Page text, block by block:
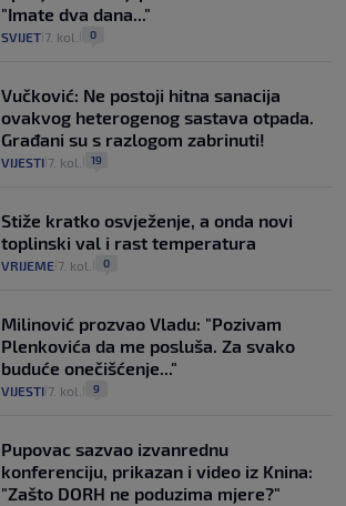
"Imate dva dana..."
SVIJET 7. kol. 0
Vučković: Ne postoji hitna sanacija
ovakvog heterogenog sastava otpada.
Građani su s razlogom zabrinuti!
VIJESTI 7. kol. 19
Stiže kratko osvježenje, a onda novi
toplinski val i rast temperatura
VRIJEME 7. kol. 0
Milinović prozvao Vladu: "Pozivam
Plenkovića da me posluša. Za svako
buduće onečišćenje..."
VIJESTI 7. kol. 9
Pupovac sazvao izvanrednu
konferenciju, prikazan i video iz Knina:
"Zašto DORH ne poduzima mjere?"